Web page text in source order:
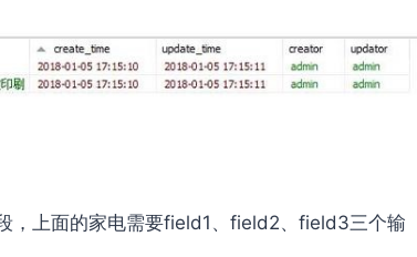
，上面的家电需要field1、field2、field3三个输